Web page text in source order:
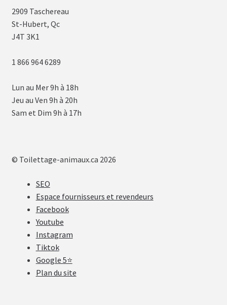
2909 Taschereau
St-Hubert, Qc
J4T 3K1
1 866 964 6289
Lun au Mer 9h à 18h
Jeu au Ven 9h à 20h
Sam et Dim 9h à 17h
© Toilettage-animaux.ca 2026
SEO
Espace fournisseurs et revendeurs
Facebook
Youtube
Instagram
Tiktok
Google 5⭐
Plan du site